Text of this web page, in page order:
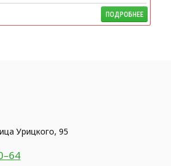
ПОДРОБНЕЕ
Урицкого, 95